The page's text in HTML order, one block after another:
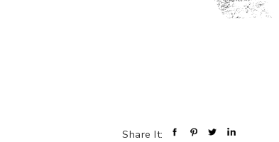
Share It: